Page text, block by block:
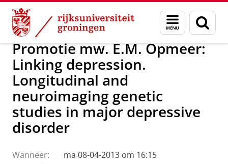
Skip
Content
Skip
Navigation
Menu
en
zoeken
Over ons Actueel Nieuws
Promotie mw. E.M. Opmeer:
Linking depression.
Longitudinal and
neuroimaging genetic
studies in major depressive
disorder
Wanneer:
ma 08-04-2013 om 16:15